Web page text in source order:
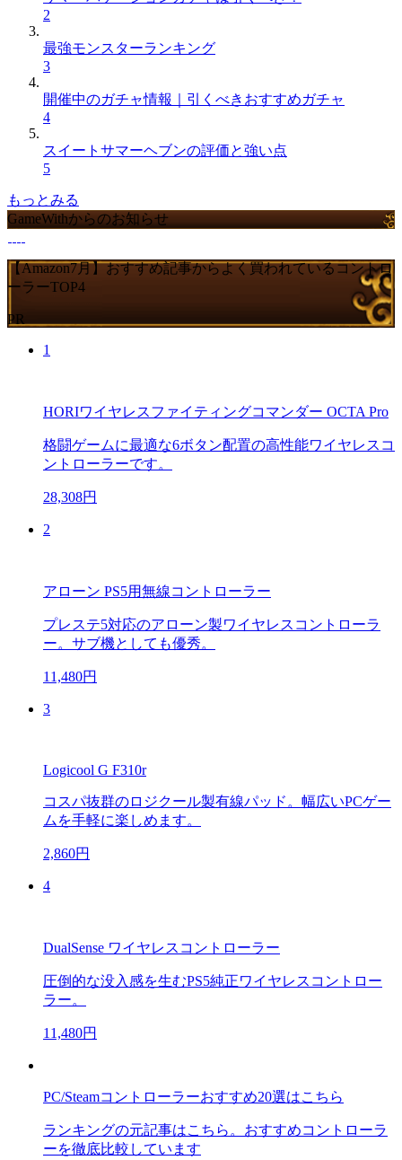
2
最強モンスターランキング
3
開催中のガチャ情報｜引くべきおすすめガチャ
4
スイートサマーヘブンの評価と強い点
5
もっとみる
GameWithからのお知らせ
【Amazon7月】おすすめ記事からよく買われているコントロ
ーラーTOP4
PR
1
HORIワイヤレスファイティングコマンダー OCTA Pro
格闘ゲームに最適な6ボタン配置の高性能ワイヤレスコ
ントローラーです。
28,308円
2
アローン PS5用無線コントローラー
プレステ5対応のアローン製ワイヤレスコントローラ
ー。サブ機としても優秀。
11,480円
3
Logicool G F310r
コスパ抜群のロジクール製有線パッド。幅広いPCゲー
ムを手軽に楽しめます。
2,860円
4
DualSense ワイヤレスコントローラー
圧倒的な没入感を生むPS5純正ワイヤレスコントロー
ラー。
11,480円
PC/Steamコントローラーおすすめ20選はこちら
ランキングの元記事はこちら。おすすめコントローラ
ーを徹底比較しています